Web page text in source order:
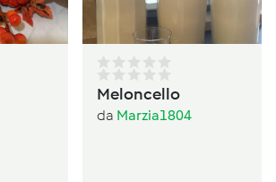
Meloncello
da Marzia1804